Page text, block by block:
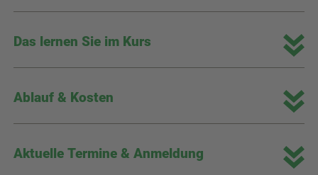
Das lernen Sie im Kurs
Ablauf & Kosten
Aktuelle Termine & Anmeldung